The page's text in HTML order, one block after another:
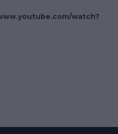
watch?